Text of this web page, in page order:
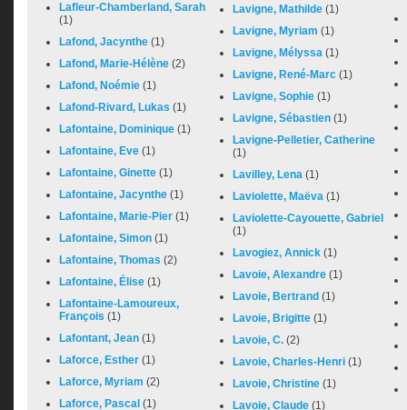
Lafleur-Chamberland, Sarah
(1)
Lafond, Jacynthe (1)
Lafond, Marie-Hélène (2)
Lafond, Noémie (1)
Lafond-Rivard, Lukas (1)
Lafontaine, Dominique (1)
Lafontaine, Eve (1)
Lafontaine, Ginette (1)
Lafontaine, Jacynthe (1)
Lafontaine, Marie-Pier (1)
Lafontaine, Simon (1)
Lafontaine, Thomas (2)
Lafontaine, Élise (1)
Lafontaine-Lamoureux,
François (1)
Lafontant, Jean (1)
Laforce, Esther (1)
Laforce, Myriam (2)
Laforce, Pascal (1)
Lavigne, Mathilde (1)
Lavigne, Myriam (1)
Lavigne, Mélyssa (1)
Lavigne, René-Marc (1)
Lavigne, Sophie (1)
Lavigne, Sébastien (1)
Lavigne-Pelletier, Catherine
(1)
Lavilley, Lena (1)
Laviolette, Maëva (1)
Laviolette-Cayouette, Gabriel
(1)
Lavogiez, Annick (1)
Lavoie, Alexandre (1)
Lavoie, Bertrand (1)
Lavoie, Brigitte (1)
Lavoie, C. (2)
Lavoie, Charles-Henri (1)
Lavoie, Christine (1)
Lavoie, Claude (1)